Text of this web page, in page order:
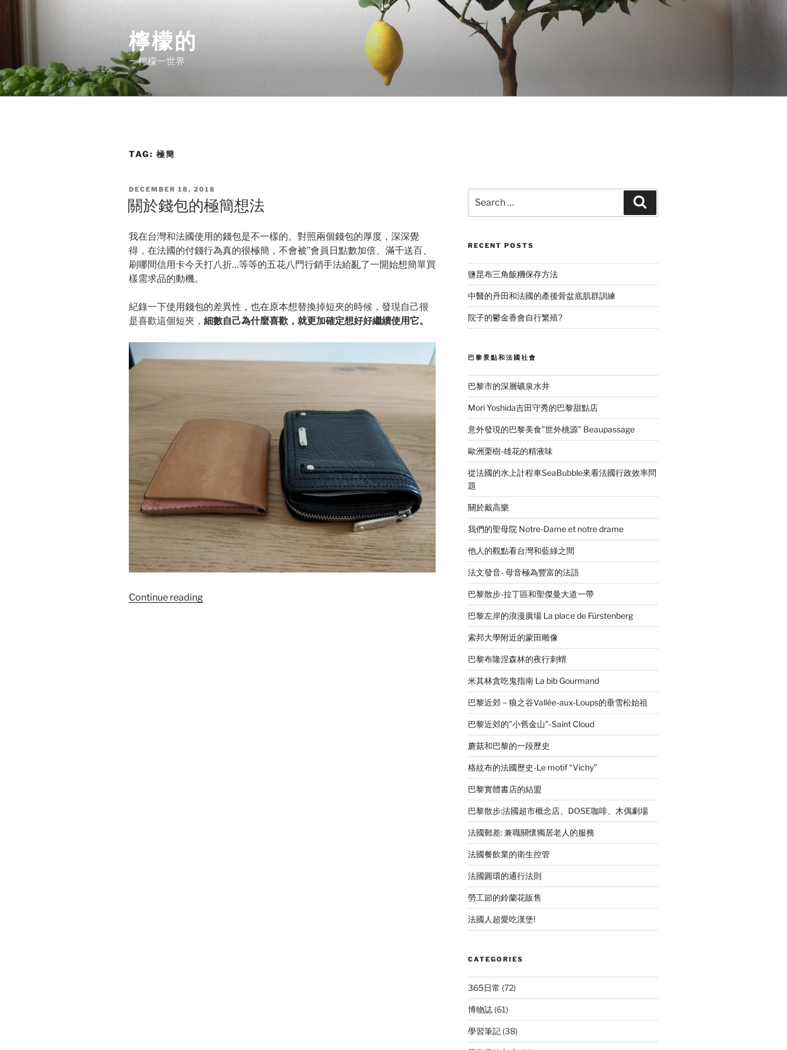
檸檬的
一檸檬一世界
TAG: 極簡
POSTED
ON
DECEMBER 18, 2018
關於錢包的極簡想法
我在台灣和法國使用的錢包是不一樣的。對照兩個錢包的厚度，深深覺
得，在法國的付錢行為真的很極簡，不會被”會員日點數加倍、滿千送百、
刷哪間信用卡今天打八折…等等的五花八門行銷手法給亂了一開始想簡單買
樣需求品的動機。
紀錄一下使用錢包的差異性，也在原本想替換掉短夾的時候，發現自己很
是喜歡這個短夾， 細數自己為什麼喜歡，就更加確定想好好繼續使用它。
Continue reading“關
for:
RECENT POSTS
鹽昆布三角飯糰保存方法
中醫的丹田和法國的產後骨盆底肌群訓練
院子的鬱金香會自行繁殖?
巴黎景點和法國社會
巴黎市的深層礦泉水井
Mori Yoshida吉田守秀的巴黎甜點店
意外發現的巴黎美食”世外桃源” Beaupassage
歐洲栗樹-雄花的精液味
從法國的水上計程車SeaBubble來看法國行政效率問
題
關於戴高樂
我們的聖母院 Notre-Dame et notre drame
他人的觀點看台灣和藍綠之間
法文發音- 母音極為豐富的法語
巴黎散步-拉丁區和聖傑曼大道一帶
巴黎左岸的浪漫廣場 La place de Fürstenberg
索邦大學附近的蒙田雕像
巴黎布隆涅森林的夜行刺蝟
米其林貪吃鬼指南 La bib Gourmand
巴黎近郊－狼之谷Vallée-aux-Loups的垂雪松始祖
巴黎近郊的”小舊金山”-Saint Cloud
蘑菇和巴黎的一段歷史
格紋布的法國歷史-Le motif “Vichy”
巴黎實體書店的結盟
巴黎散步:法國超市概念店、DOSE咖啡、木偶劇場
法國郵差: 兼職關懷獨居老人的服務
法國餐飲業的衛生控管
法國圓環的通行法則
勞工節的鈴蘭花販售
法國人超愛吃漢堡!
CATEGORIES
365日常 (72)
博物誌(61)
學習筆記(38)